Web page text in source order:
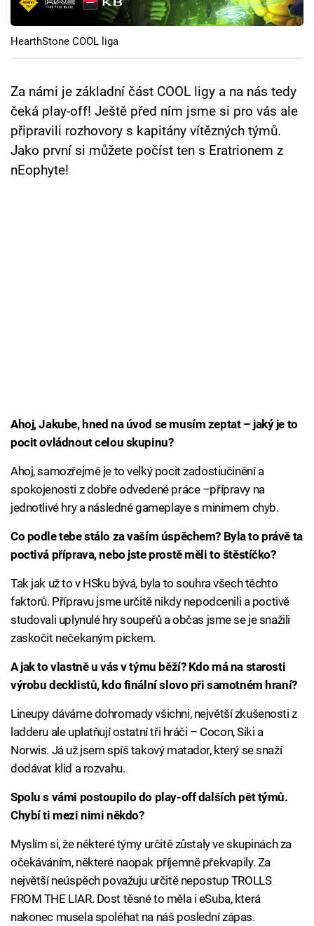
Cool Esport
Pořady
TV Program
Sledujte prima+
Přihlášení
HearthStone COOL liga
Za námi je základní část COOL ligy a na nás tedy
čeká play-off! Ještě před ním jsme si pro vás ale
připravili rozhovory s kapitány vítězných týmů.
Jako první si můžete počíst ten s Eratrionem z
nEophyte!
Ahoj, Jakube, hned na úvod se musím zeptat – jaký je to
pocit ovládnout celou skupinu?
Ahoj, samozřejmě je to velký pocit zadostiučinění a
spokojenosti z dobře odvedené práce –přípravy na
jednotlivé hry a následné gameplaye s minimem chyb.
Co podle tebe stálo za vaším úspěchem? Byla to právě ta
poctivá příprava, nebo jste prostě měli to štěstíčko?
Tak jak už to v HSku bývá, byla to souhra všech těchto
faktorů. Přípravu jsme určitě nikdy nepodcenili a poctivě
studovali uplynulé hry soupeřů a občas jsme se je snažili
zaskočit nečekaným pickem.
A jak to vlastně u vás v týmu běží? Kdo má na starosti
výrobu decklistů, kdo finální slovo při samotném hraní?
Lineupy dáváme dohromady všichni, největší zkušenosti z
ladderu ale uplatňují ostatní tři hráči – Cocon, Siki a
Norwis. Já už jsem spíš takový matador, který se snaží
dodávat klid a rozvahu.
Spolu s vámi postoupilo do play-off dalších pět týmů.
Chybí ti mezi nimi někdo?
Myslím si, že některé týmy určitě zůstaly ve skupinách za
očekáváním, některé naopak příjemně překvapily. Za
největší neúspěch považuju určitě nepostup TROLLS
FROM THE LIAR. Dost těsné to měla i eSuba, která
nakonec musela spoléhat na náš poslední zápas.